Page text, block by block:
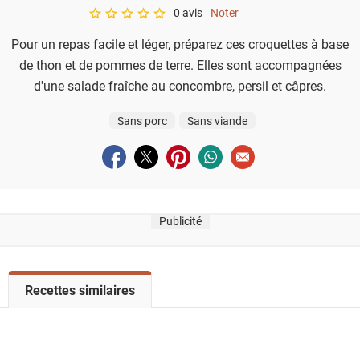
A star rating of 0 out of 5.
0 avis Noter
Pour un repas facile et léger, préparez ces croquettes à base
de thon et de pommes de terre. Elles sont accompagnées
d'une salade fraîche au concombre, persil et câpres.
Sans porc Sans viande
Partager sur facebook
Partager sur twitter
Partager sur pinterest
Partager sur whatsapp
Envoyer à un ami
Publicité
o
Recettes similaires